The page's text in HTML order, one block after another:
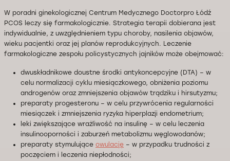
W poradni ginekologicznej Centrum Medycznego Doctorpro Łódź
PCOS leczy się farmakologicznie. Strategia terapii dobierana jest
indywidualnie, z uwzględnieniem typu choroby, nasilenia objawów,
wieku pacjentki oraz jej planów reprodukcyjnych. Leczenie
farmakologiczne zespołu policystycznych jajników może obejmować:
dwuskładnikowe doustne środki antykoncepcyjne (DTA) – w
celu normalizacji cyklu miesiączkowego, obniżenia poziomu
androgenów oraz zmniejszenia objawów trądziku i hirsutyzmu;
preparaty progesteronu – w celu przywrócenia regularności
miesiączek i zmniejszenia ryzyka hiperplazji endometrium;
leki zwiększające wrażliwość na insulinę – w celu leczenia
insulinooporności i zaburzeń metabolizmu węglowodanów;
preparaty stymulujące owulację – w przypadku trudności z
poczęciem i leczenia niepłodności;